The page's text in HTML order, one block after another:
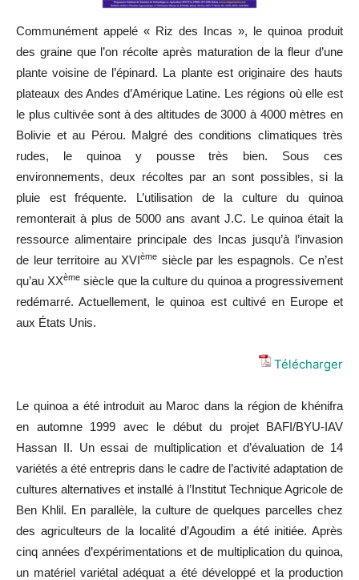
Communément appelé « Riz des Incas », le quinoa produit
des graine que l’on récolte après maturation de la fleur d’une
plante voisine de l’épinard. La plante est originaire des hauts
plateaux des Andes d’Amérique Latine. Les régions où elle est
le plus cultivée sont à des altitudes de 3000 à 4000 mètres en
Bolivie et au Pérou. Malgré des conditions climatiques très
rudes, le quinoa y pousse très bien. Sous ces
environnements, deux récoltes par an sont possibles, si la
pluie est fréquente. L’utilisation de la culture du quinoa
remonterait à plus de 5000 ans avant J.C. Le quinoa était la
ressource alimentaire principale des Incas jusqu’à l’invasion
de leur territoire au XVIème siècle par les espagnols. Ce n’est
qu’au XXème siècle que la culture du quinoa a progressivement
redémarré. Actuellement, le quinoa est cultivé en Europe et
aux États Unis.
Télécharger
Le quinoa a été introduit au Maroc dans la région de khénifra
en automne 1999 avec le début du projet BAFI/BYU-IAV
Hassan II. Un essai de multiplication et d’évaluation de 14
variétés a été entrepris dans le cadre de l’activité adaptation de
cultures alternatives et installé à l’Institut Technique Agricole de
Ben Khlil. En parallèle, la culture de quelques parcelles chez
des agriculteurs de la localité d’Agoudim a été initiée. Après
cinq années d’expérimentations et de multiplication du quinoa,
un matériel variétal adéquat a été développé et la production